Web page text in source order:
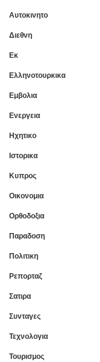
Αυτοκινητο
Διεθνη
Εκ
Ελληνοτουρκικα
Εμβολια
Ενεργεια
Ηχητικο
Ιστορικα
Κυπρος
Οικονομια
Ορθοδοξια
Παραδοση
Πολιτικη
Ρεπορταζ
Σατιρα
Συνταγες
Τεχνολογια
Τουρισμος